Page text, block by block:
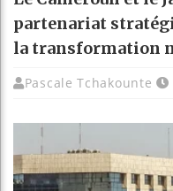
partenariat
la transformation
Pascale Tchakounte